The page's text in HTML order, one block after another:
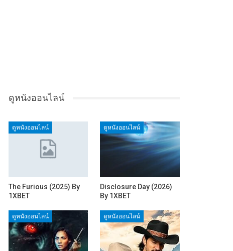
ดูหนังออนไลน์
ดูหนังออนไลน์
The Furious (2025) By
1XBET
ดูหนังออนไลน์
Disclosure Day (2026)
By 1XBET
ดูหนังออนไลน์ ดูหนังออนไลน์